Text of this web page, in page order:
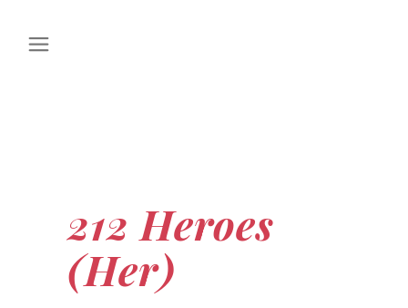
212 Heroes
(Her)